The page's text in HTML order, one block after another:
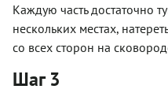
Каждую часть достаточно
нескольких местах,
со всех сторон на
Шаг 3